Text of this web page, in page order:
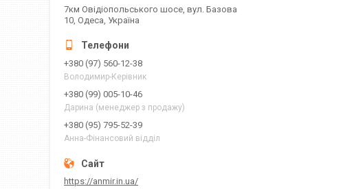
7км Овідіопольського шосе, вул. Базова
10, Одеса, Україна
+380 (97) 560-12-38
Володимир-Керівник
+380 (99) 005-10-46
Дарина (менеджер з продажу)
+380 (95) 795-52-39
Анна-Фінансовий відділ
https://anmir.in.ua/